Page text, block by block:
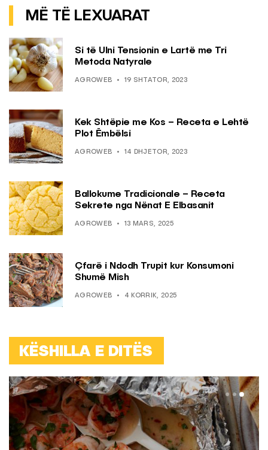
MË TË LEXUARAT
Si të Ulni Tensionin e Lartë me Tri
Metoda Natyrale
AGROWEB 19 SHTATOR, 2023
Kek Shtëpie me Kos – Receta e Lehtë
Plot Ëmbëlsi
AGROWEB 14 DHJETOR, 2023
Ballokume Tradicionale – Receta
Sekrete nga Nënat E Elbasanit
AGROWEB 13 MARS, 2025
Çfarë i Ndodh Trupit kur Konsumoni
Shumë Mish
AGROWEB 4 KORRIK, 2025
KËSHILLA E DITËS